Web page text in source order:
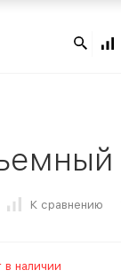
К сравнению
в наличии